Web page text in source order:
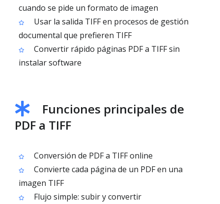
cuando se pide un formato de imagen
Usar la salida TIFF en procesos de gestión
documental que prefieren TIFF
Convertir rápido páginas PDF a TIFF sin
instalar software
Funciones principales de
PDF a TIFF
Conversión de PDF a TIFF online
Convierte cada página de un PDF en una
imagen TIFF
Flujo simple: subir y convertir